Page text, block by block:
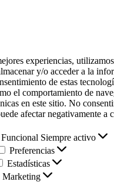
experiencias,
y/o acceder a la
de estas
el comportamiento de
en este sitio. No
afectar negativamente a
Funcional Siempre activo
Preferencias
Estadísticas
Marketing